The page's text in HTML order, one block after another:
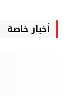
أخبار خاصة